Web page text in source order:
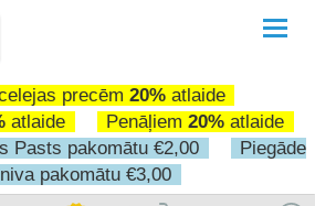
precēm 20%atlaide
atlaide Penāļiem 20% atlaide
Pasts pakomātu €2,00
Piegāde
pakomātu €3,00